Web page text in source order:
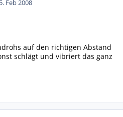
5. Feb 2008
auf den richtigen Abstand
schlägt und vibriert das ganz